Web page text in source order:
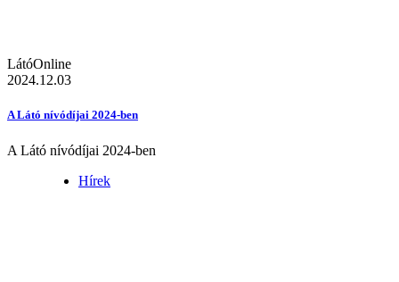
LátóOnline
2024.12.03
A Látó nívódíjai 2024-ben
A Látó nívódíjai 2024-ben
Hírek